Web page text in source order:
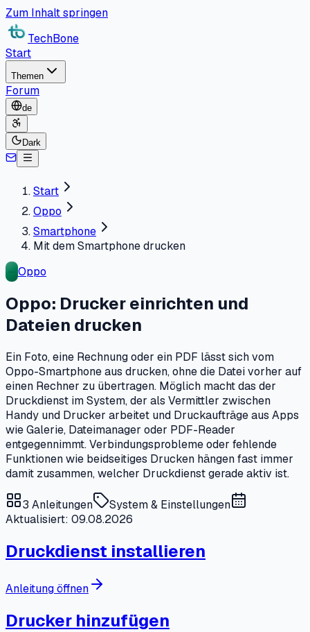
Zum Inhalt springen
TechBone
Start
Themen
Forum
de
Dark
Start
Oppo
Smartphone
Mit dem Smartphone drucken
Oppo
Oppo: Drucker einrichten und
Dateien drucken
Ein Foto, eine Rechnung oder ein PDF lässt sich vom
Oppo-Smartphone aus drucken, ohne die Datei vorher auf
einen Rechner zu übertragen. Möglich macht das der
Druckdienst im System, der als Vermittler zwischen
Handy und Drucker arbeitet und Druckaufträge aus Apps
wie Galerie, Dateimanager oder PDF-Reader
entgegennimmt. Verbindungsprobleme oder fehlende
Funktionen wie beidseitiges Drucken hängen fast immer
damit zusammen, welcher Druckdienst gerade aktiv ist.
3 Anleitungen
System & Einstellungen
Aktualisiert: 09.08.2026
Druckdienst installieren
Anleitung öffnen
Drucker hinzufügen